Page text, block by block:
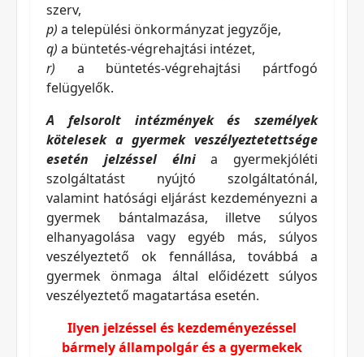
szerv,
p) a települési önkormányzat jegyzője,
q) a büntetés-végrehajtási intézet,
r) a büntetés-végrehajtási pártfogó
felügyelők.
A felsorolt intézmények és személyek
kötelesek a gyermek veszélyeztetettsége
esetén jelzéssel élnia gyermekjóléti
szolgáltatást nyújtó szolgáltatónál,
valamint hatósági eljárást kezdeményezni a
gyermek bántalmazása, illetve súlyos
elhanyagolása vagy egyéb más, súlyos
veszélyeztető ok fennállása, továbbá a
gyermek önmaga által előidézett súlyos
veszélyeztető magatartása esetén.
Ilyen jelzéssel és kezdeményezéssel
bármely állampolgár és a gyermekek